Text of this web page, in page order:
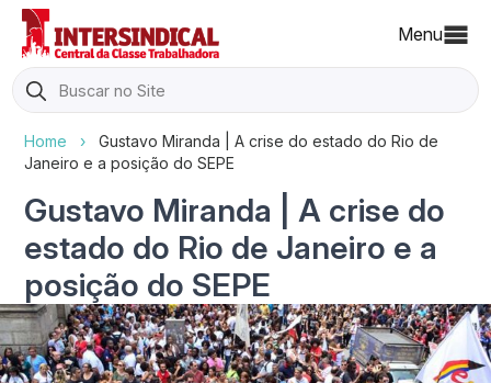
Menu
Search
for:
Home ›
Gustavo Miranda | A crise do estado do Rio de
Janeiro e a posição do SEPE
Gustavo Miranda | A crise do
estado do Rio de Janeiro e a
posição do SEPE